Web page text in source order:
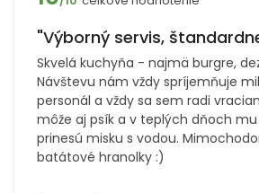
"Výborný servis,
Skvelá kuchyňa - najmä burgre,
Návštevu nám vždy spríjemňuje
personál a vždy sa sem radi
môže aj psík a v teplých dňoch
prinesú misku s vodou.
batátové hranolky :)